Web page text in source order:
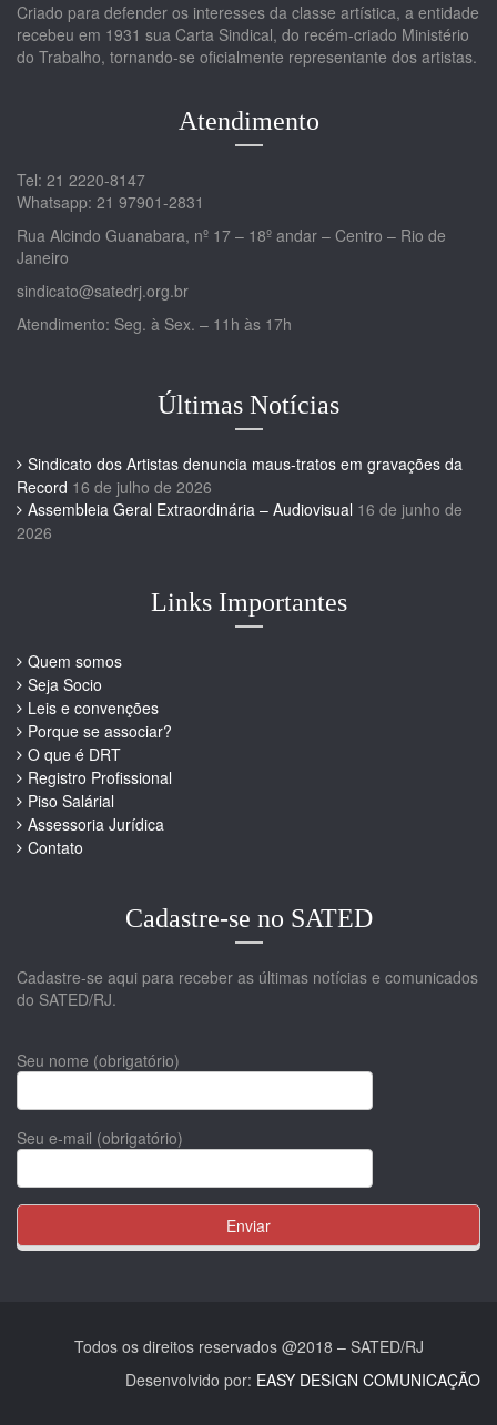
Criado para defender os interesses da classe artística, a entidade
recebeu em 1931 sua Carta Sindical, do recém-criado Ministério
do Trabalho, tornando-se oficialmente representante dos artistas.
Atendimento
Tel: 21 2220-8147
Whatsapp: 21 97901-2831
Rua Alcindo Guanabara, nº 17 – 18º andar – Centro – Rio de
Janeiro
sindicato@satedrj.org.br
Atendimento: Seg. à Sex. – 11h às 17h
Últimas Notícias
Sindicato dos Artistas denuncia maus-tratos em gravações da
Record 16 de julho de 2026
Assembleia Geral Extraordinária – Audiovisual 16 de junho de
2026
Links Importantes
Quem somos
Seja Socio
Leis e convenções
Porque se associar?
O que é DRT
Registro Profissional
Piso Salárial
Assessoria Jurídica
Contato
Cadastre-se no SATED
Cadastre-se aqui para receber as últimas notícias e comunicados
do SATED/RJ.
Seu nome (obrigatório)
Seu e-mail (obrigatório)
Todos os direitos reservados @2018 – SATED/RJ
Desenvolvido por: EASY DESIGN COMUNICAÇÃO